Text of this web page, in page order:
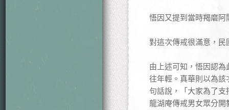
悟因又提到當時羯磨
對這次傳戒很滿意，
由上述可知，悟因認
往年輕。真華則以為
句話說，「大家為了
龍湖庵傳戒男女眾分